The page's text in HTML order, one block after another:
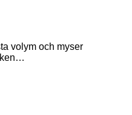
volym och myser